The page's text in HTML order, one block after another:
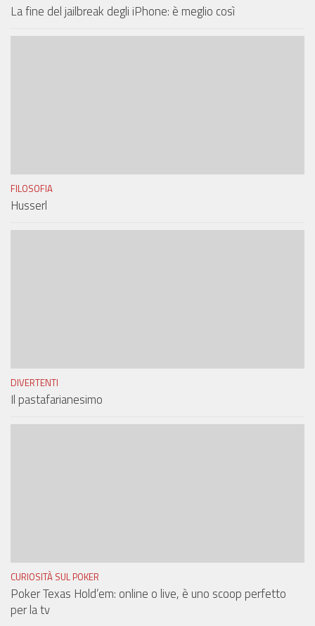
La fine del jailbreak degli iPhone: è meglio così
FILOSOFIA
Husserl
DIVERTENTI
Il pastafarianesimo
CURIOSITÀ SUL POKER
Poker Texas Hold’em: online o live, è uno scoop perfetto
per la tv